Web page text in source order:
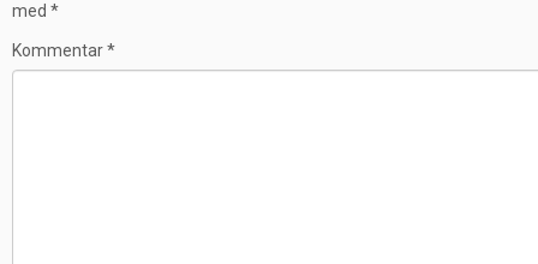
med *
Kommentar*